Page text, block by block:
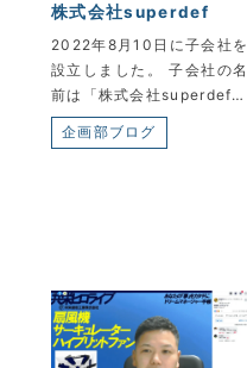
株式会社superdef
2022年8月10日に子会社を
設立しました。 子会社の名
前は「株式会社superdef…
企画部ブログ